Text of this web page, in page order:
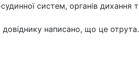
систем, органів дихання
написано, що це